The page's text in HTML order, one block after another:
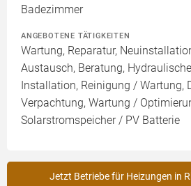
Badezimmer
ANGEBOTENE TÄTIGKEITEN
Wartung, Reparatur,
Austausch, Beratung,
Installation, Reinigung / Wartung,
Verpachtung, Wartung /
Solarstromspeicher / PV Batterie
Jetzt Betriebe für Heizungen in